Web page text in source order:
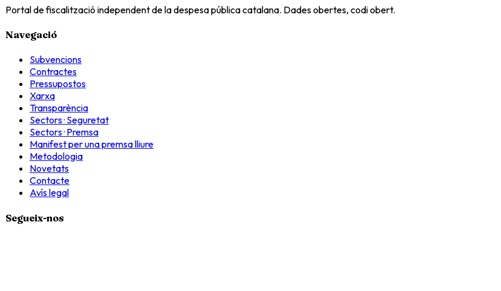
Portal de fiscalització independent de la despesa pública catalana. Dades obertes, codi obert.
Navegació
Subvencions
Contractes
Pressupostos
Xarxa
Transparència
Sectors · Seguretat
Sectors · Premsa
Manifest per una premsa lliure
Metodologia
Novetats
Contacte
Avís legal
Segueix-nos